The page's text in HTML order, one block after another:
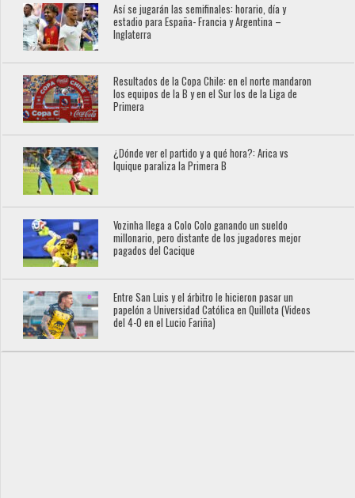
Así se jugarán las semifinales: horario, día y
estadio para España- Francia y Argentina –
Inglaterra
Resultados de la Copa Chile: en el norte mandaron
los equipos de la B y en el Sur los de la Liga de
Primera
¿Dónde ver el partido y a qué hora?: Arica vs
Iquique paraliza la Primera B
Vozinha llega a Colo Colo ganando un sueldo
millonario, pero distante de los jugadores mejor
pagados del Cacique
Entre San Luis y el árbitro le hicieron pasar un
papelón a Universidad Católica en Quillota (Videos
del 4-0 en el Lucio Fariña)